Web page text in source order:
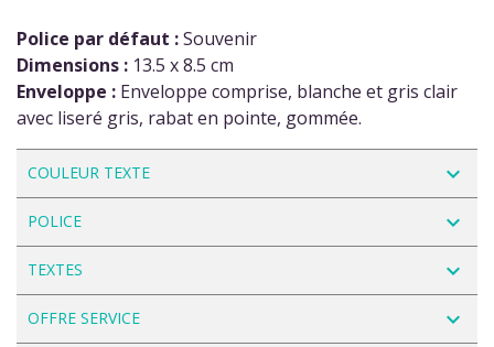
Police par défaut :Souvenir
Dimensions : 13.5 x 8.5 cm
Enveloppe : Enveloppe comprise, blanche et gris clair
avec liseré gris, rabat en pointe, gommée.
COULEUR TEXTE navigate_next
POLICE navigate_next
TEXTES navigate_next
OFFRE SERVICE navigate_next